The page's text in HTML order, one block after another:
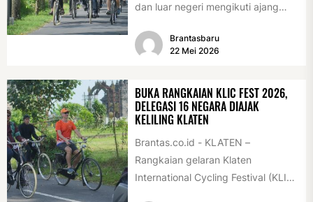
dan luar negeri mengikuti ajang
Association Rally...
Brantasbaru
22 Mei 2026
BUKA RANGKAIAN KLIC FEST 2026,
DELEGASI 16 NEGARA DIAJAK
KELILING KLATEN
Brantas.co.id - KLATEN –
Rangkaian gelaran Klaten
International Cycling Festival (KLIC